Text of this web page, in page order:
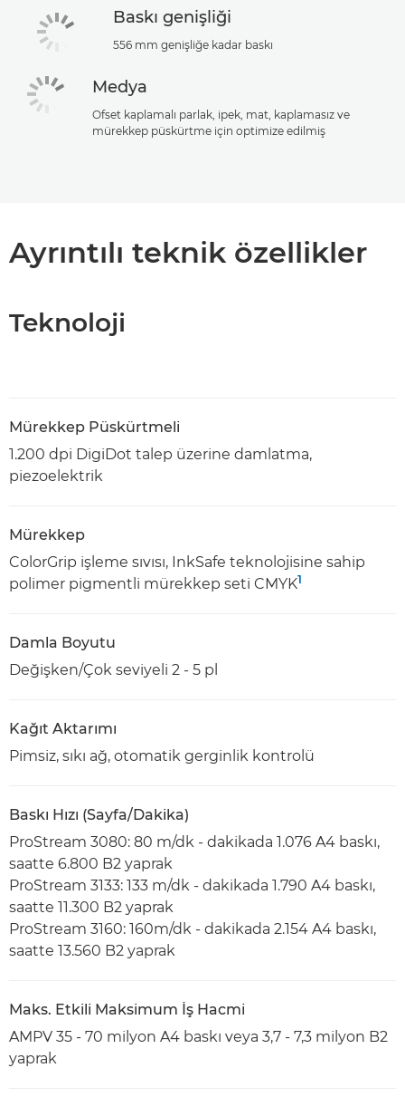
Baskı genişliği
556 mm genişliğe kadar baskı
Medya
Ofset kaplamalı parlak, ipek, mat, kaplamasız ve
mürekkep püskürtme için optimize edilmiş
Ayrıntılı teknik özellikler
Teknoloji
Mürekkep Püskürtmeli
1.200 dpi DigiDot talep üzerine damlatma,
piezoelektrik
Mürekkep
ColorGrip işleme sıvısı, InkSafe teknolojisine sahip
polimer pigmentli mürekkep seti CMYK1
Damla Boyutu
Değişken/Çok seviyeli 2 - 5 pl
Kağıt Aktarımı
Pimsiz, sıkı ağ, otomatik gerginlik kontrolü
Baskı Hızı (Sayfa/Dakika)
ProStream 3080: 80 m/dk - dakikada 1.076 A4 baskı,
saatte 6.800 B2 yaprak
ProStream 3133: 133 m/dk - dakikada 1.790 A4 baskı,
saatte 11.300 B2 yaprak
ProStream 3160: 160m/dk - dakikada 2.154 A4 baskı,
saatte 13.560 B2 yaprak
Maks. Etkili Maksimum İş Hacmi
AMPV 35 - 70 milyon A4 baskı veya 3,7 - 7,3 milyon B2
yaprak